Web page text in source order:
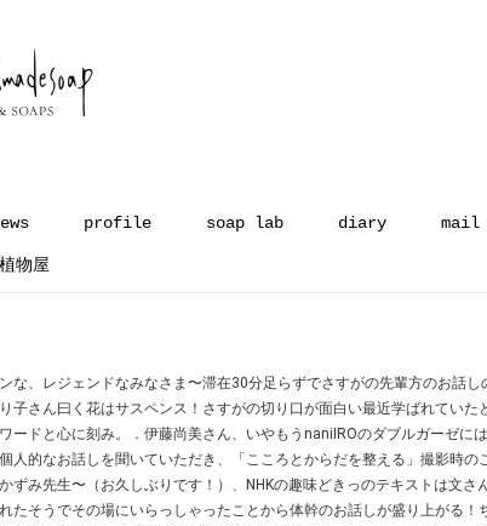
profile soap lab diary mail
物屋
な、レジェンドなみなさま〜滞在30分足らずでさすがの先輩方のお話
子さん曰く花はサスペンス！さすがの切り口が面白い最近学ばれていた
ードと心に刻み。．伊藤尚美さん、いやもうnaniIROのダブルガーゼに
人的なお話しを聞いていただき、「こころとからだを整える」撮影時の
ずみ先生〜（お久しぶりです！）、NHKの趣味どきっのテキストは文さ
たそうでその場にいらっしゃったことから体幹のお話しが盛り上がる！